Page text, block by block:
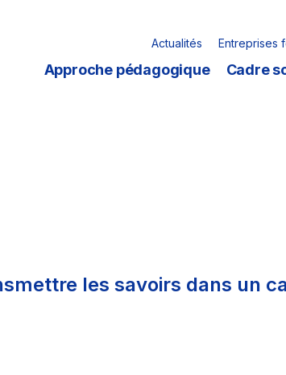
Actualités Entreprises
Approche pédagogique Cadre
les savoirs dans un